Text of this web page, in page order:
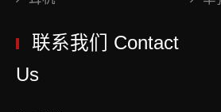
联系我们 Contact
Us